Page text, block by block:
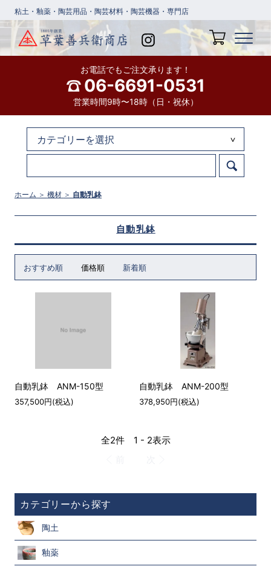
粘土・釉薬・陶芸用品・陶芸材料・陶芸機器・専門店
お電話でもご注文承ります！
06-6691-0531
営業時間9時〜18時（日・祝休）
カテゴリーから探す
陶土
釉薬
ホーム ＞ 機材 ＞ 自動乳鉢
自動乳鉢
おすすめ順 価格順 新着順
自動乳鉢 ANM-150型
357,500円(税込)
自動乳鉢 ANM-200型
378,950円(税込)
全2件 1 - 2表示